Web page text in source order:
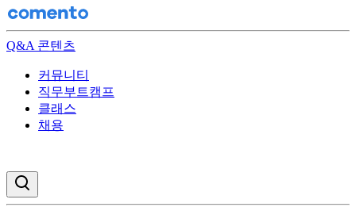
Q&A 콘텐츠
커뮤니티
직무부트캠프
클래스
채용